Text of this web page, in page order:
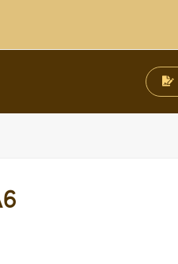
Hàn Quốc